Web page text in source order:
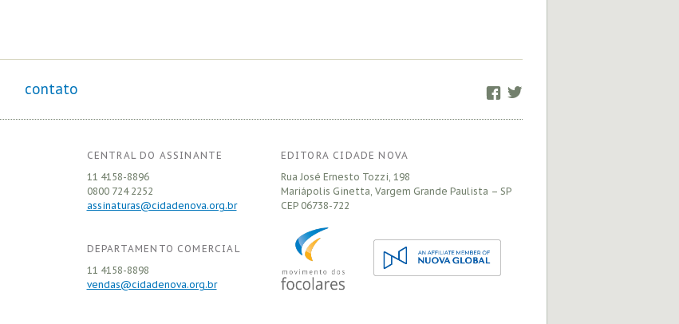
contato Facebook
Twitter
CENTRAL DO ASSINANTE
11 4158-8896
0800 724 2252
assinaturas@cidadenova.org.br
DEPARTAMENTO COMERCIAL
11 4158-8898
vendas@cidadenova.org.br
EDITORA CIDADE NOVA
Rua José Ernesto Tozzi, 198
Mariápolis Ginetta, Vargem Grande Paulista – SP
CEP06738-722